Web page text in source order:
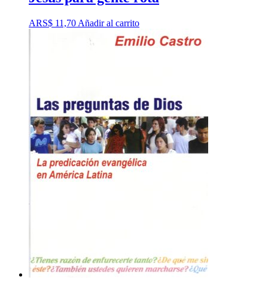
ARS$ 11,70 Añadir al carrito